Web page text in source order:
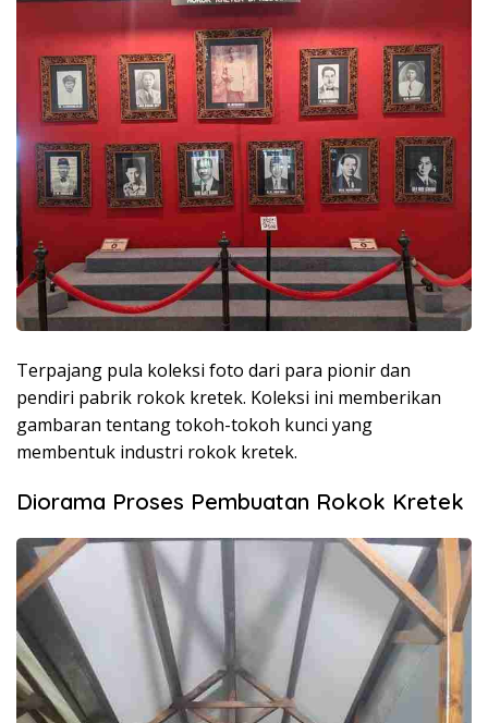
Terpajang pula koleksi foto dari para pionir dan
pendiri pabrik rokok kretek. Koleksi ini memberikan
gambaran tentang tokoh-tokoh kunci yang
membentuk industri rokok kretek.
Diorama Proses Pembuatan Rokok Kretek